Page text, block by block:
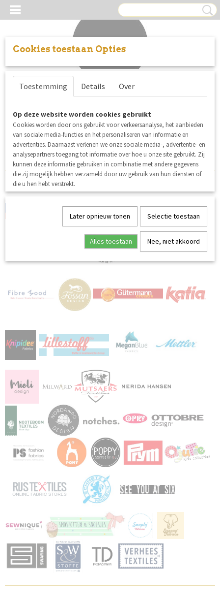
Inloggen Registreren
Probeert u het later nog eens!
MERKEN:
Cookies toestaan Opties
Toestemming Details Over
Op deze website worden cookies gebruikt
Cookies worden door ons gebruikt voor verkeersanalyse, het aanbieden
van sociale media-functies en het personaliseren van informatie en
advertenties. Daarnaast verlenen we onze sociale media-, advertentie- en
analysepartners toegang tot informatie over hoe u onze site gebruikt. Zij
kunnen deze informatie gebruiken in combinatie met andere gegevens
die zij mogelijk hebben verzameld door uw gebruik van hun diensten of
die u hen hebt verstrekt.
Later opnieuw tonen Selectie toestaan
Alles toestaan Nee, niet akkoord